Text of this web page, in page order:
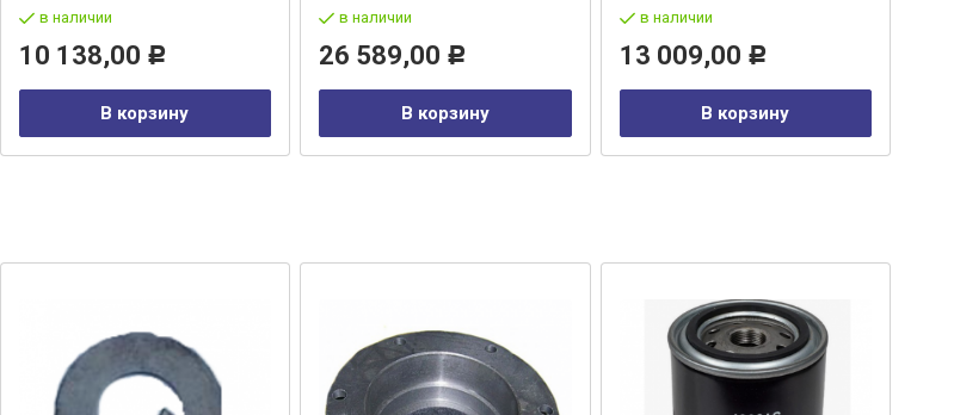
в наличии
10 138,00 Р
В корзину
в наличии
26 589,00 Р
В корзину
в наличии
13 009,00 Р
В корзину